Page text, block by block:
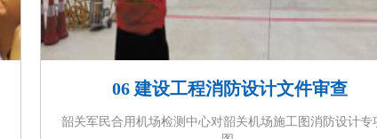
06 建设工程消防设计文件审查
韶关军民合用机场检测中心对韶关机场施工图消防设计专